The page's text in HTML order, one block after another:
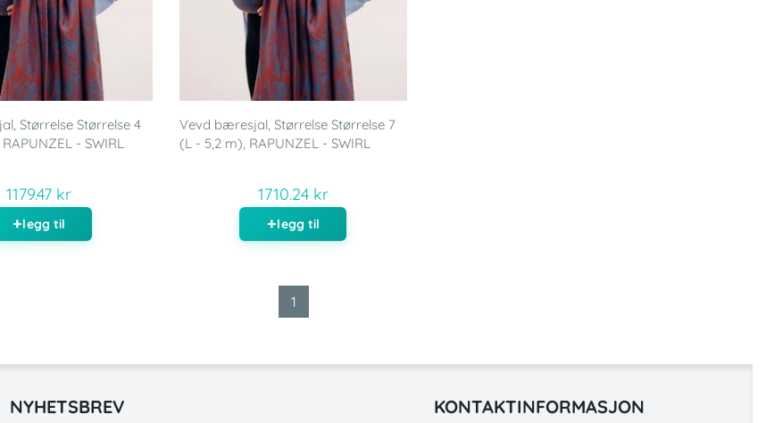
Størrelse Størrelse 4
- SWIRL
1179.47 kr
legg til
Vevd bæresjal, Størrelse Størrelse 7
(L - 5,2 m), RAPUNZEL - SWIRL
1710.24 kr
legg til
1
NYHETSBREV
KONTAKTINFORMASJON